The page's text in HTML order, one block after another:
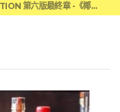
麥卡倫 THE HARMONY COLLECTION 第六版最終章 -《椰風煖韻》
呱呱 全新套餐限時登場